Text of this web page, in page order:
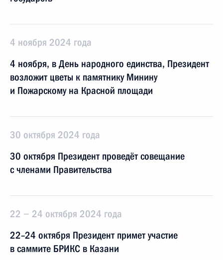
4 ноября 2024 года
4 ноября, в День народного единства, Президент
возложит цветы к памятнику Минину
и Пожарскому на Красной площади
30 октября 2024 года
30 октября Президент проведёт совещание
с членами Правительства
22 − 24 октября 2024 года
22–24 октября Президент примет участие
в саммите БРИКС в Казани